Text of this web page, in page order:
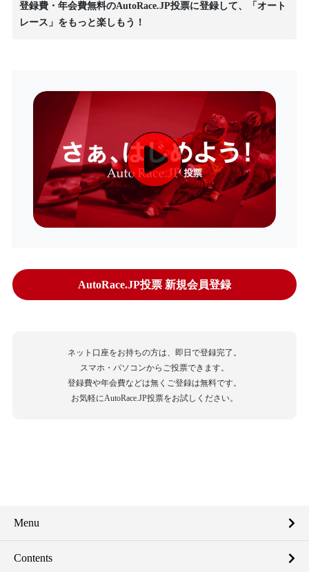
登録費・年会費無料のAutoRace.JP投票に登録して、「オート
レース」をもっと楽しもう！
AutoRace.JP投票 新規会員登録
ネット口座をお持ちの方は、即日で登録完了。
スマホ・パソコンからご投票できます。
登録費や年会費などは無くご登録は無料です。
お気軽にAutoRace.JP投票をお試しください。
Menu
Contents